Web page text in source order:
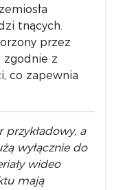
tnących.
przez
zgodnie z
co zapewnia
a
wyłącznie do
wideo
mają